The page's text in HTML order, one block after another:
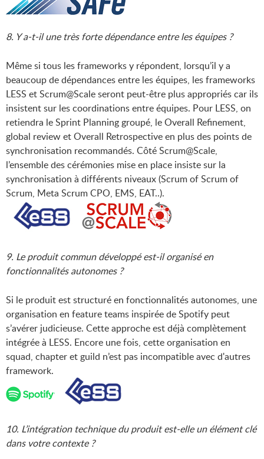
8. Y a-t-il une très forte dépendance entre les équipes ?
Même si tous les frameworks y répondent, lorsqu’il y a
beaucoup de dépendances entre les équipes, les frameworks
LESS et Scrum@Scale seront peut-être plus appropriés car ils
insistent sur les coordinations entre équipes. Pour LESS, on
retiendra le Sprint Planning groupé, le Overall Refinement,
global review et Overall Retrospective en plus des points de
synchronisation recommandés. Côté Scrum@Scale,
l’ensemble des cérémonies mise en place insiste sur la
synchronisation à différents niveaux (Scrum of Scrum of
Scrum, Meta Scrum CPO, EMS, EAT..).
9. Le produit commun développé est-il organisé en
fonctionnalités autonomes ?
Si le produit est structuré en fonctionnalités autonomes, une
organisation en feature teams inspirée de Spotify peut
s’avérer judicieuse. Cette approche est déjà complètement
intégrée à LESS. Encore une fois, cette organisation en
squad, chapter et guild n’est pas incompatible avec d'autres
framework.
10. L’intégration technique du produit est-elle un élément clé
dans votre contexte ?